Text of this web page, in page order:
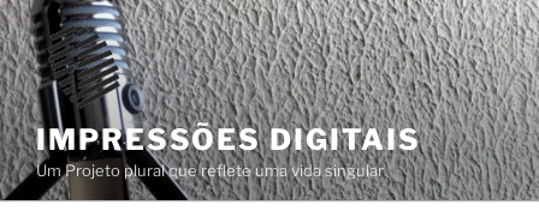
Skip
to
content
IMPRESSÕES DIGITAIS
Um Projeto plural que reflete uma vida singular